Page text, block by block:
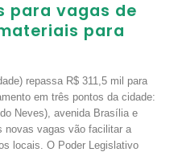
para vagas de
para
repassa R$ 311,5 mil para
em três pontos da cidade:
Neves), avenida Brasília e
novas vagas vão facilitar a
locais. O Poder Legislativo